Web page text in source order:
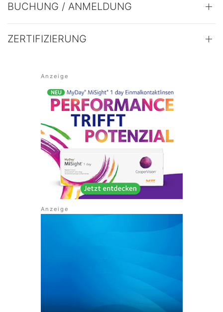
BUCHUNG / ANMELDUNG
ZERTIFIZIERUNG